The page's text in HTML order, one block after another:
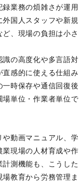
業務の煩雑さが運用
国人スタッフや新規
、現場の負担は小さ
の高度化や多言語対
感的に使える仕組み
時保存や通信回復後
単位・作業者単位で
動画マニュアル、学
業現場の人材育成や作
測機能も、こうした
教育から労務管理ま